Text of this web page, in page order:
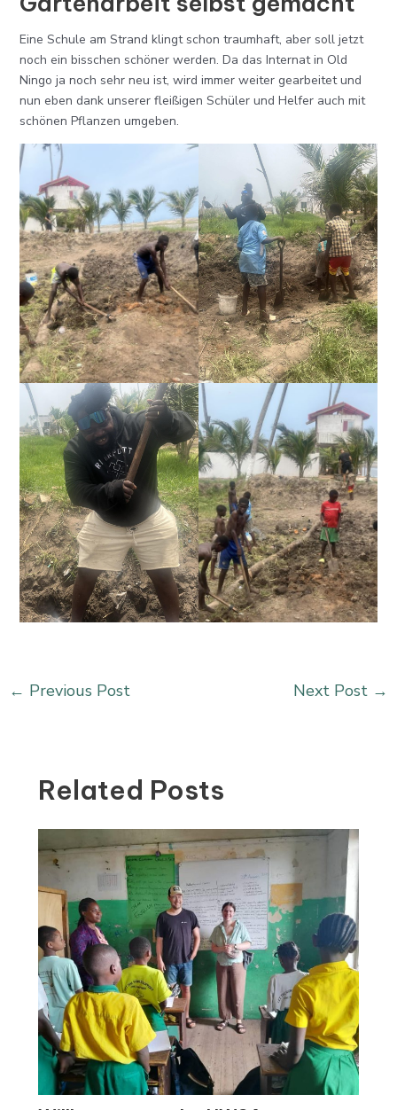
Eine Schule am Strand klingt schon traumhaft, aber soll jetzt
noch ein bisschen schöner werden. Da das Internat in Old
Ningo ja noch sehr neu ist, wird immer weiter gearbeitet und
nun eben dank unserer fleißigen Schüler und Helfer auch mit
schönen Pflanzen umgeben.
← Previous Post Next Post →
Related Posts